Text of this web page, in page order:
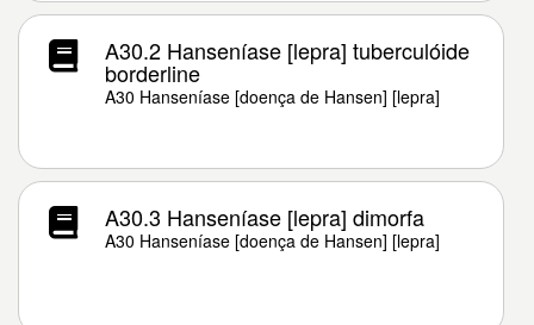
A30.2 Hanseníase [lepra] tuberculóide
borderline
A30 Hanseníase [doença de Hansen] [lepra]
A30.3 Hanseníase [lepra] dimorfa
A30 Hanseníase [doença de Hansen] [lepra]